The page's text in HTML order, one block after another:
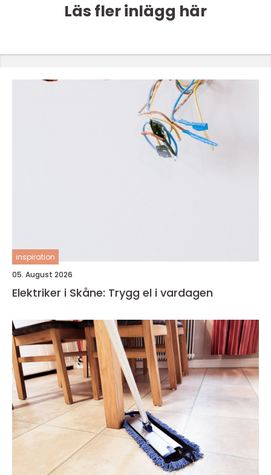
Läs fler inlägg här
inspiration
05. August 2026
Elektriker i Skåne: Trygg el i vardagen